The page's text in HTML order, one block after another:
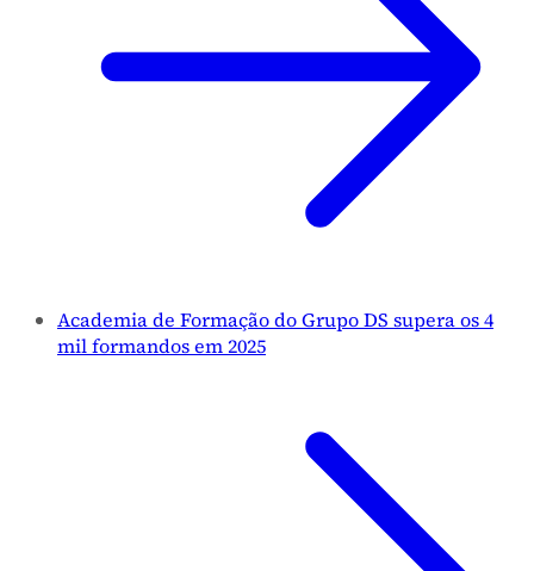
Academia de Formação do Grupo DS supera os 4
mil formandos em 2025